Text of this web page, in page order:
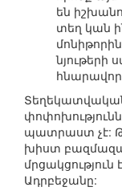
են
տեղ կան
նյութերի
պատրաստ չէ:
խիստ
Ադրբեջանը: